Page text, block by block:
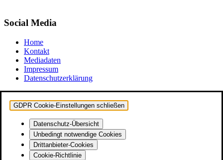
Social Media
Home
Kontakt
Mediadaten
Impressum
Datenschutzerklärung
GDPR Cookie-Einstellungen schließen
Datenschutz-Übersicht
Unbedingt notwendige Cookies
Drittanbieter-Cookies
Cookie-Richtlinie